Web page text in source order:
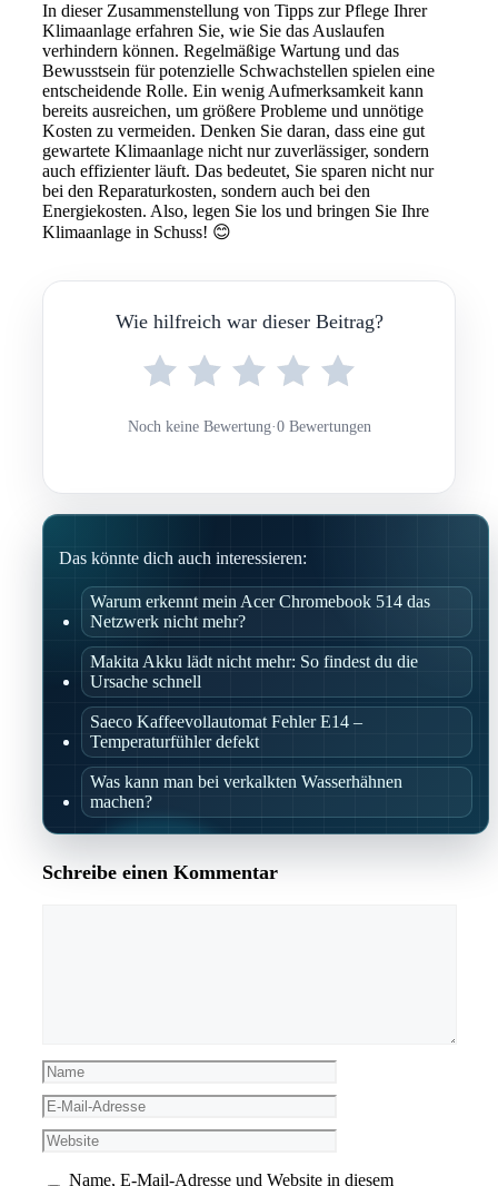
In dieser Zusammenstellung von Tipps zur Pflege Ihrer
Klimaanlage erfahren Sie, wie Sie das Auslaufen
verhindern können. Regelmäßige Wartung und das
Bewusstsein für potenzielle Schwachstellen spielen eine
entscheidende Rolle. Ein wenig Aufmerksamkeit kann
bereits ausreichen, um größere Probleme und unnötige
Kosten zu vermeiden. Denken Sie daran, dass eine gut
gewartete Klimaanlage nicht nur zuverlässiger, sondern
auch effizienter läuft. Das bedeutet, Sie sparen nicht nur
bei den Reparaturkosten, sondern auch bei den
Energiekosten. Also, legen Sie los und bringen Sie Ihre
Klimaanlage in Schuss! 😊
Wie hilfreich war dieser Beitrag?
Noch keine Bewertung·0 Bewertungen
Das könnte dich auch interessieren:
Warum erkennt mein Acer Chromebook 514 das
Netzwerk nicht mehr?
Makita Akku lädt nicht mehr: So findest du die
Ursache schnell
Saeco Kaffeevollautomat Fehler E14 –
Temperaturfühler defekt
Was kann man bei verkalkten Wasserhähnen
machen?
Schreibe einen Kommentar
Name
E-
Mail-
Adresse
Website
Name, E-Mail-Adresse und Website in diesem